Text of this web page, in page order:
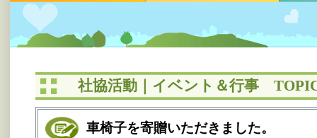
社協活動｜イベント＆行事
車椅子を寄贈いただきました。